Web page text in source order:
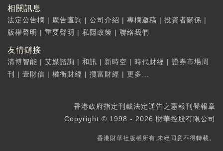
相關訊息
法定公告欄 | 廣告查詢 | 公司介紹 | 專欄邀稿 | 投資者關係 |
版權聲明 | 重要聲明 | 私隱政策 | 聯絡我們
友情鏈接
清博智能 | 艾媒諮詢 | 和訊 | 新時空 | 時代財經 | 證券市場周
刊
| 壹財信 | 權衡財經 | 攬富財經 | 更多...
香港政府指定刊載法定通告之憲報刊登報章
Copyright © 1998 - 2026 財華控股有限公司
香港財華社版權所有,未經同意不得轉載。